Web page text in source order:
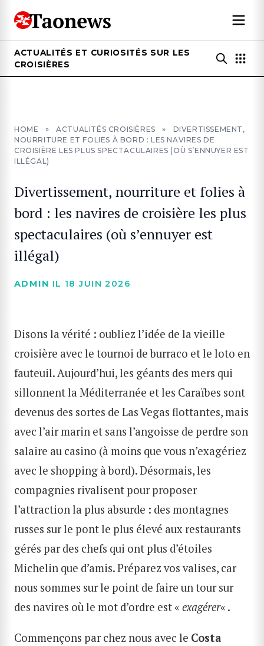
ACTUALITÉS ET CURIOSITÉS SUR LES
CROISIÈRES
HOME » ACTUALITÉS CROISIÈRES »
DIVERTISSEMENT,
NOURRITURE ET FOLIES À BORD : LES NAVIRES DE
CROISIÈRE LES PLUS SPECTACULAIRES (OÙ S’ENNUYER EST
ILLÉGAL)
Divertissement, nourriture et folies à
bord : les navires de croisière les plus
spectaculaires (où s’ennuyer est
illégal)
ADMIN IL 18 JUIN 2026
Disons la vérité : oubliez l’idée de la vieille
croisière avec le tournoi de burraco et le loto en
fauteuil. Aujourd’hui, les géants des mers qui
sillonnent la Méditerranée et les Caraïbes sont
devenus des sortes de Las Vegas flottantes, mais
avec l’air marin et sans l’angoisse de perdre son
salaire au casino (à moins que vous n’exagériez
avec le shopping à bord). Désormais, les
compagnies rivalisent pour proposer
l’attraction la plus absurde : des montagnes
russes sur le pont le plus élevé aux restaurants
gérés par des chefs qui ont plus d’étoiles
Michelin que d’amis. Préparez vos valises, car
nous sommes sur le point de faire un tour sur
des navires où le mot d’ordre est « exagérer« .
Commençons par chez nous avec le Costa